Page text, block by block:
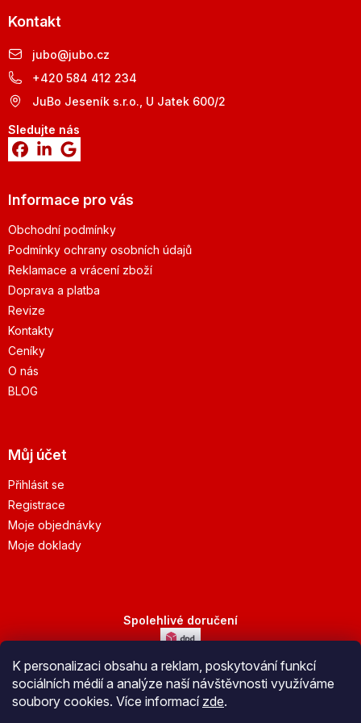
K personalizaci obsahu a reklam, poskytování funkcí
sociálních médií a analýze naší návštěvnosti využíváme
soubory cookies. Více informací zde.
Kontakt
jubo@jubo.cz
+420 584 412 234
JuBo Jeseník s.r.o., U Jatek 600/2
Sledujte nás
Informace pro vás
Obchodní podmínky
Podmínky ochrany osobních údajů
Reklamace a vrácení zboží
Doprava a platba
Revize
Kontakty
Ceníky
O nás
BLOG
Můj účet
Přihlásit se
Registrace
Moje objednávky
Moje doklady
Spolehlivé doručení
Bezpečná platba